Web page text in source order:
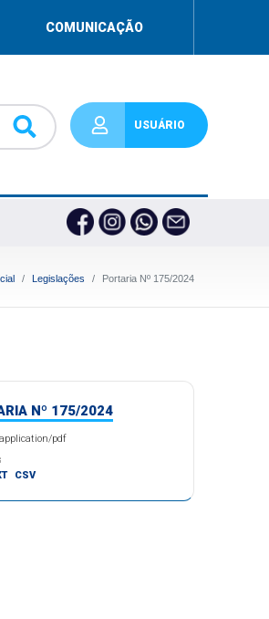
COMUNICAÇÃO
USUÁRIO
Legislações Portaria Nº 175/2024
Nº 175/2024
pdf
CSV